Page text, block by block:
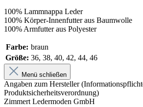
100% Lammnappa Leder
100% Körper-Innenfutter aus Baumwolle
100% Armfutter aus Polyester
Farbe: braun
Größe: 36, 38, 40, 42, 44, 46
Menü schließen
Angaben zum Hersteller
Produktsicherheitsverordnung)
Zimmert Ledermoden GmbH